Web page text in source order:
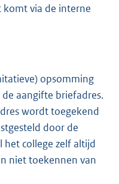
komt via de interne
opsomming
aangifte briefadres.
wordt toegekend
door de
het college zelf altijd
niet toekennen van